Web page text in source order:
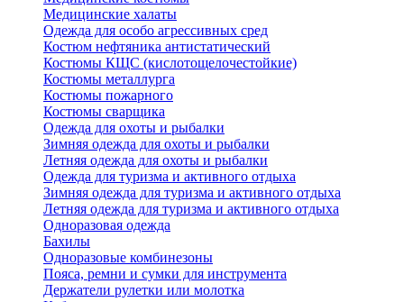
Медицинские халаты
Одежда для особо агрессивных сред
Костюм нефтяника антистатический
Костюмы КЩС (кислотощелочестойкие)
Костюмы металлурга
Костюмы пожарного
Костюмы сварщика
Одежда для охоты и рыбалки
Зимняя одежда для охоты и рыбалки
Летняя одежда для охоты и рыбалки
Одежда для туризма и активного отдыха
Зимняя одежда для туризма и активного отдыха
Летняя одежда для туризма и активного отдыха
Одноразовая одежда
Бахилы
Одноразовые комбинезоны
Пояса, ремни и сумки для инструмента
Держатели рулетки или молотка